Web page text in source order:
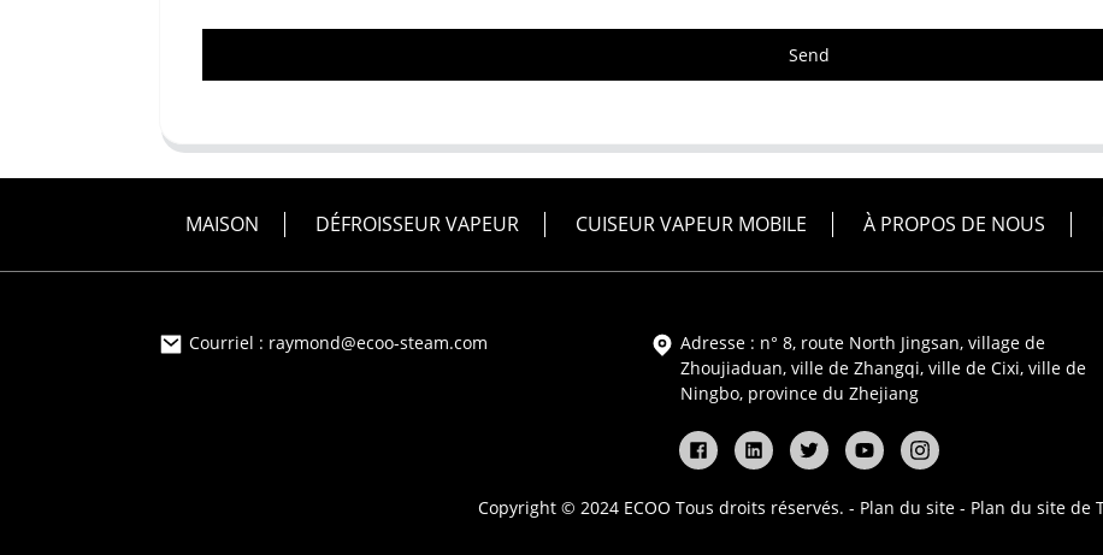
Send
MAISON DÉFROISSEUR VAPEUR CUISEUR VAPEUR MOBILE À PROPOS DE NOUS
Courriel : raymond@ecoo-steam.com
Adresse : n° 8, route North Jingsan, village de
Zhoujiaduan, ville de Zhangqi, ville de Cixi, ville de
Ningbo, province du Zhejiang
Copyright © 2024 ECOO Tous droits réservés. - Plan du site- Plan du site de